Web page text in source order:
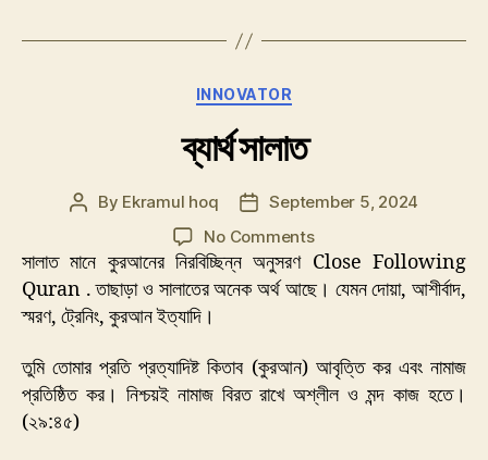
Categories
INNOVATOR
ব্যার্থ সালাত
Post
By Ekramul hoq
PostSeptember 5, 2024
No Commentson
ব্যার্থ
সালাত
সালাত মানে কুরআনের নিরবিচ্ছিন্ন অনুসরণ Close Following
Quran . তাছাড়া ও সালাতের অনেক অর্থ আছে। যেমন দোয়া, আশীর্বাদ,
স্মরণ, ট্রেনিং, কুরআন ইত্যাদি।
তুমি তোমার প্রতি প্রত্যাদিষ্ট কিতাব (কুরআন) আবৃত্তি কর এবং নামাজ
প্রতিষ্ঠিত কর। নিশ্চয়ই নামাজ বিরত রাখে অশ্লীল ও মন্দ কাজ হতে।
(২৯:৪৫)